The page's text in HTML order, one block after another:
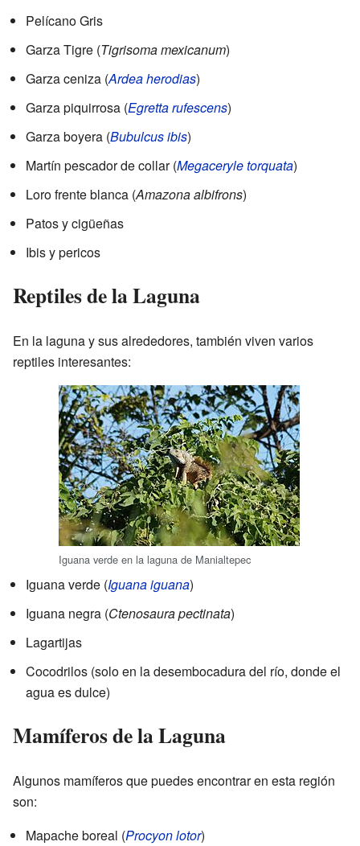
Pelícano Gris
Garza Tigre (Tigrisoma mexicanum)
Garza ceniza (Ardea herodias)
Garza piquirrosa (Egretta rufescens)
Garza boyera (Bubulcus ibis)
Martín pescador de collar (Megaceryle torquata)
Loro frente blanca (Amazona albifrons)
Patos y cigüeñas
Ibis y pericos
Reptiles de la Laguna
En la laguna y sus alrededores, también viven varios
reptiles interesantes:
Iguana verde en la laguna de Manialtepec
Iguana verde (Iguana iguana)
Iguana negra (Ctenosaura pectinata)
Lagartijas
Cocodrilos (solo en la desembocadura del río, donde el
agua es dulce)
Mamíferos de la Laguna
Algunos mamíferos que puedes encontrar en esta región
son:
Mapache boreal (Procyon lotor)